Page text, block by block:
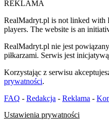
REKLAMA
RealMadryt.pl is not linked with
players. The website is an
RealMadryt.pl nie jest
piłkarzami. Serwis jest
Korzystając z serwisu
prywatności.
FAQ - Redakcja - Reklama -
Ustawienia prywatności